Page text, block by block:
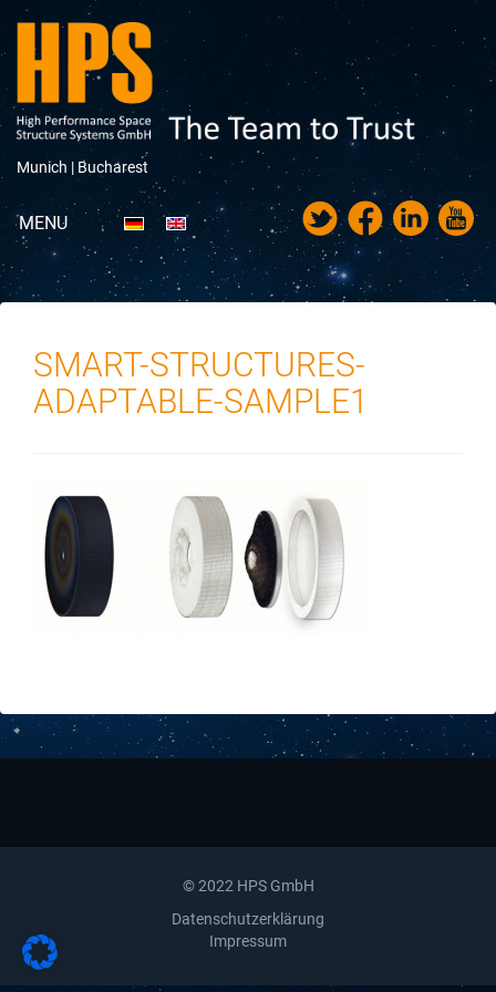
Munich | Bucharest
MENU
Portfolio
News
Messen & Veranstaltungen
Downloads
Kontakt
SMART-STRUCTURES-
ADAPTABLE-SAMPLE1
© 2022 HPS GmbH
Datenschutzerklärung
Impressum